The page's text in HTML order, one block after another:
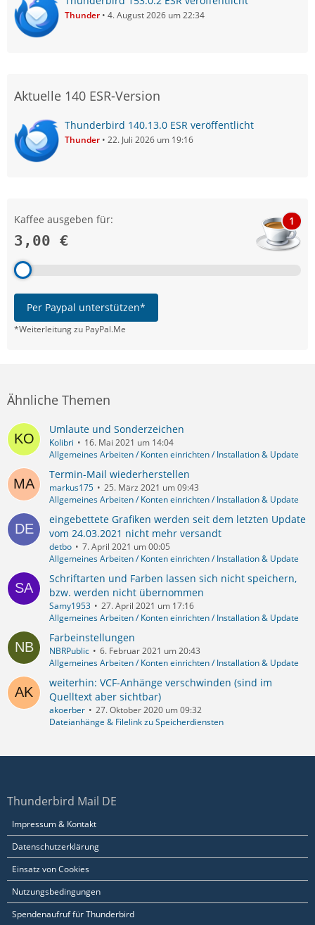
Thunder 4. August 2026 um 22:34
Aktuelle 140 ESR-Version
Thunderbird 140.13.0 ESR veröffentlicht
Thunder 22. Juli 2026 um 19:16
Kaffee ausgeben für:
3,00 €
1
Per Paypal unterstützen*
*Weiterleitung zu PayPal.Me
Ähnliche Themen
Umlaute und Sonderzeichen
Kolibri
16. Mai 2021 um 14:04
Allgemeines Arbeiten / Konten einrichten / Installation & Update
Termin-Mail wiederherstellen
markus175
25. März 2021 um 09:43
Allgemeines Arbeiten / Konten einrichten / Installation & Update
eingebettete Grafiken werden seit dem letzten Update
vom 24.03.2021 nicht mehr versandt
detbo
7. April 2021 um 00:05
Allgemeines Arbeiten / Konten einrichten / Installation & Update
Schriftarten und Farben lassen sich nicht speichern,
bzw. werden nicht übernommen
Samy1953
27. April 2021 um 17:16
Allgemeines Arbeiten / Konten einrichten / Installation & Update
Farbeinstellungen
NBRPublic
6. Februar 2021 um 20:43
Allgemeines Arbeiten / Konten einrichten / Installation & Update
weiterhin: VCF-Anhänge verschwinden (sind im
Quelltext aber sichtbar)
akoerber
27. Oktober 2020 um 09:32
Dateianhänge & Filelink zu Speicherdiensten
Thunderbird Mail DE
Impressum & Kontakt
Datenschutzerklärung
Einsatz von Cookies
Nutzungsbedingungen
Spendenaufruf für Thunderbird